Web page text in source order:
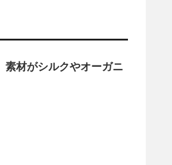
素材がシルクやオーガニ